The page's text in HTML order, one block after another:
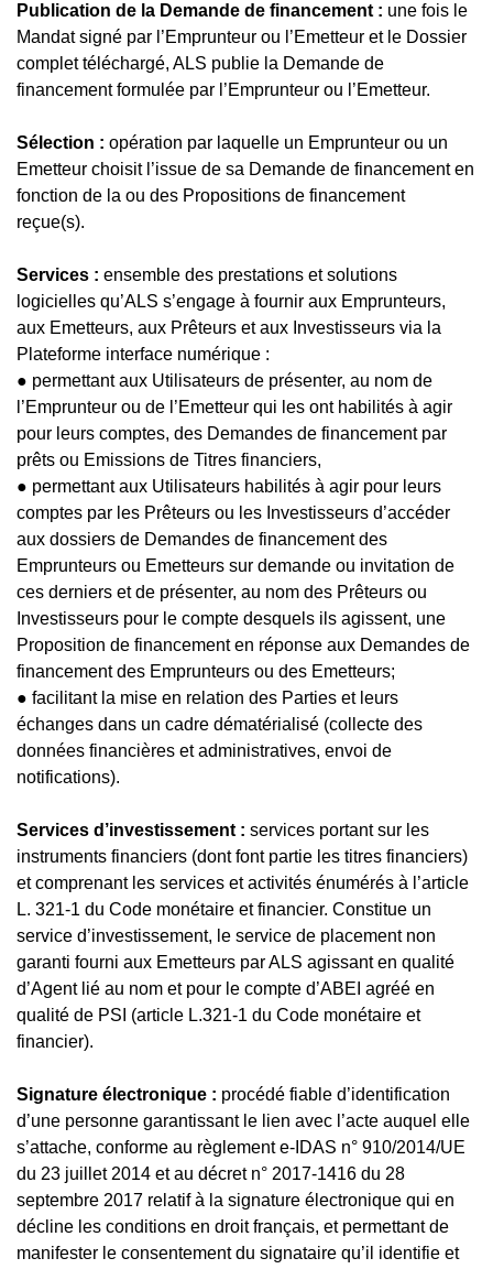
Publication de la Demande de financement : une fois le
Mandat signé par l’Emprunteur ou l’Emetteur et le Dossier
complet téléchargé, ALS publie la Demande de
financement formulée par l’Emprunteur ou l’Emetteur.
Sélection : opération par laquelle un Emprunteur ou un
Emetteur choisit l’issue de sa Demande de financement en
fonction de la ou des Propositions de financement
reçue(s).
Services : ensemble des prestations et solutions
logicielles qu’ALS s’engage à fournir aux Emprunteurs,
aux Emetteurs, aux Prêteurs et aux Investisseurs via la
Plateforme interface numérique :
● permettant aux Utilisateurs de présenter, au nom de
l’Emprunteur ou de l’Emetteur qui les ont habilités à agir
pour leurs comptes, des Demandes de financement par
prêts ou Emissions de Titres financiers,
● permettant aux Utilisateurs habilités à agir pour leurs
comptes par les Prêteurs ou les Investisseurs d’accéder
aux dossiers de Demandes de financement des
Emprunteurs ou Emetteurs sur demande ou invitation de
ces derniers et de présenter, au nom des Prêteurs ou
Investisseurs pour le compte desquels ils agissent, une
Proposition de financement en réponse aux Demandes de
financement des Emprunteurs ou des Emetteurs;
● facilitant la mise en relation des Parties et leurs
échanges dans un cadre dématérialisé (collecte des
données financières et administratives, envoi de
notifications).
Services d’investissement : services portant sur les
instruments financiers (dont font partie les titres financiers)
et comprenant les services et activités énumérés à l’article
L. 321-1 du Code monétaire et financier. Constitue un
service d’investissement, le service de placement non
garanti fourni aux Emetteurs par ALS agissant en qualité
d’Agent lié au nom et pour le compte d’ABEI agréé en
qualité de PSI (article L.321-1 du Code monétaire et
financier).
Signature électronique : procédé fiable d’identification
d’une personne garantissant le lien avec l’acte auquel elle
s’attache, conforme au règlement e-IDAS n° 910/2014/UE
du 23 juillet 2014 et au décret n° 2017-1416 du 28
septembre 2017 relatif à la signature électronique qui en
décline les conditions en droit français, et permettant de
manifester le consentement du signataire qu’il identifie et